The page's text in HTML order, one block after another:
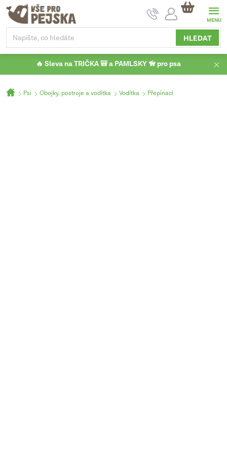
Přejít
obsah
HLEDAT
NÁKUPNÍ
KOŠÍK
🔥 Sleva na TRIČKA 🎒 a PAMLSKY 🦮 pro psa
Domů
Psi Obojky, postroje a vodítka Vodítka Přepínací